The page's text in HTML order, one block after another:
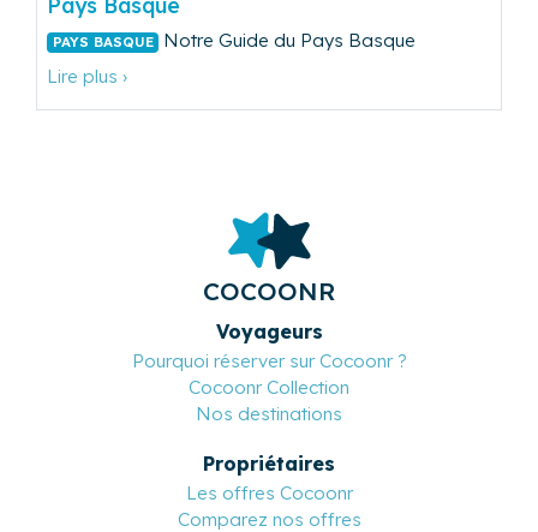
PAYS BASQUE
Notre Guide du Pays Basque
Lire plus ›
COCOONR
Voyageurs
Pourquoi réserver sur Cocoonr ?
Cocoonr Collection
Nos destinations
Propriétaires
Les offres Cocoonr
Comparez nos offres